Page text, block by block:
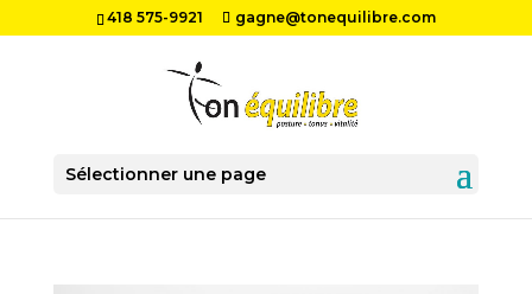
418 575-9921 gagne@tonequilibre.com
Sélectionner une page